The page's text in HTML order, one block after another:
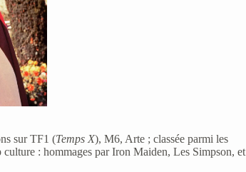
sur TF1 (Temps X), M6, Arte ; classée parmi les
: hommages par Iron Maiden, Les Simpson, et